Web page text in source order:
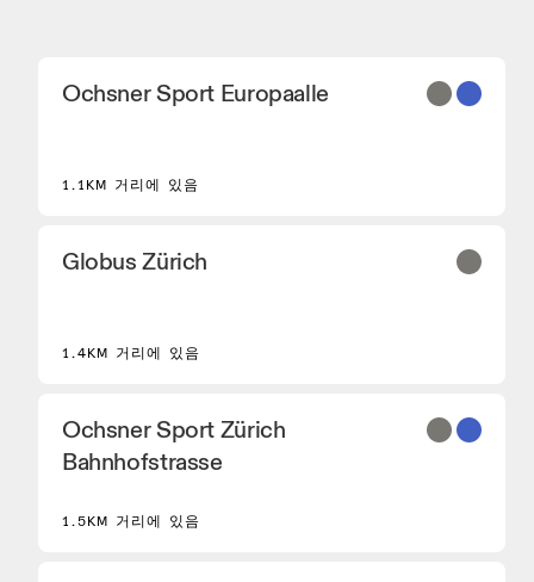
On 핵심 모델과 엄선된 모델을 판매하는 신발 대리
On 제품군 전체를 둘러보고 체험할 수 있는 매장입
Ochsner Sport Europaalle
1.1KM 거리에 있음
Globus Zürich
1.4KM 거리에 있음
Ochsner Sport Zürich
Bahnhofstrasse
1.5KM 거리에 있음